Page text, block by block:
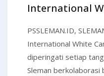
International
PSSLEMAN.ID,
International White
diperingati setiap
Sleman berkolaborasi